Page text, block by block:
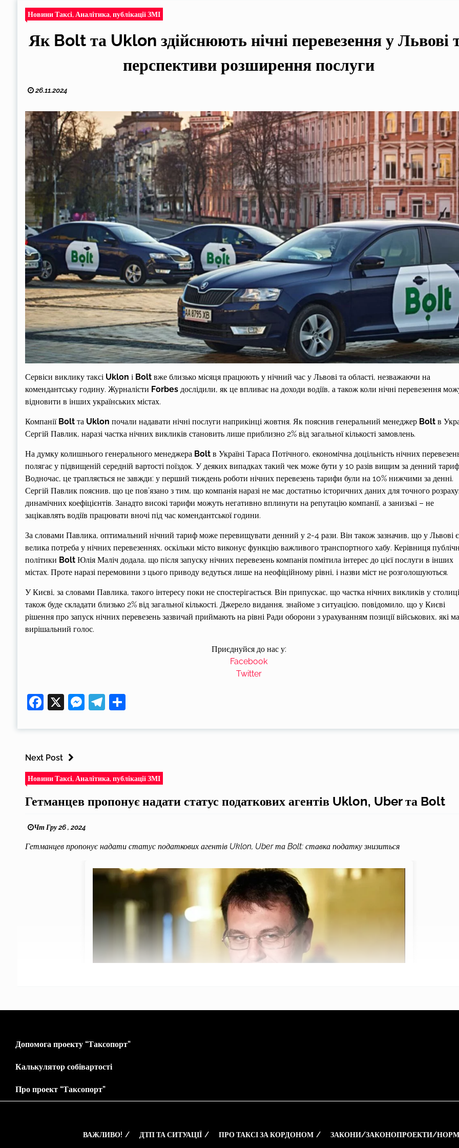
Новини Таксі, Аналітика, публікації ЗМІ
Як Bolt та Uklon здійснюють нічні перевезення у Львові
перспективи розширення послуги
26.11.2024
Сервіси виклику таксі Uklon і Boltвже близько місяця працюють у нічний час у Львові та області, незважаючи на
комендантську годину. Журналісти Forbesдослідили, як це впливає на доходи водіїв, а також коли нічні перевезення
відновити в інших українських містах.
Компанії Boltта Uklon почали надавати нічні послуги наприкінці жовтня. Як пояснив генеральний менеджер Boltв
Сергій Павлик, наразі частка нічних викликів становить лише приблизно 2% від загальної кількості замовлень.
На думку колишнього генерального менеджера Boltв Україні Тараса Потічного, економічна доцільність нічних
полягає у підвищеній середній вартості поїздок. У деяких випадках такий чек може бути у 10 разів вищим за денний
Водночас, це трапляється не завжди: у перший тиждень роботи нічних перевезень тарифи були на 10% нижчими за денні.
Сергій Павлик пояснив, що це пов’язано з тим, що компанія наразі не має достатньо історичних даних для точного
динамічних коефіцієнтів. Занадто високі тарифи можуть негативно вплинути на репутацію компанії, а занизькі – не
зацікавлять водіїв працювати вночі під час комендантської години.
За словами Павлика, оптимальний нічний тариф може перевищувати денний у 2-4 рази. Він також зазначив, що у Львові є
велика потреба у нічних перевезеннях, оскільки місто виконує функцію важливого транспортного хабу. Керівниця
політики BoltЮлія Маліч додала, що після запуску нічних перевезень компанія помітила інтерес до цієї послуги в інших
містах. Проте наразі перемовини з цього приводу ведуться лише на неофіційному рівні, і назви міст не розголошуються.
У Києві, за словами Павлика, такого інтересу поки не спостерігається. Він припускає, що частка нічних викликів у столиці
також буде складати близько 2% від загальної кількості. Джерело видання, знайоме з ситуацією, повідомило, що у Києві
рішення про запуск нічних перевезень зазвичай приймають на рівні Ради оборони з урахуванням позиції військових, які
вирішальний голос.
Facebook
X Messenger
Telegram
Поділитися
Приєднуйся до нас у:
Facebook
Twitter
Next Post
Новини Таксі, Аналітика, публікації ЗМІ
Гетманцев пропонує надати статус податкових агентів Uklon, Uber та Bolt
Чт Гру 26 , 2024
Гетманцев пропонує надати статус податкових агентів Uklon, Uber та Bolt: ставка податку знизиться
Допомога проекту “Таксопорт”
Калькулятор собівартості
Про проект “Таксопорт”
ВАЖЛИВО! ДТП ТА СИТУАЦІЇ ПРО ТАКСІ ЗА КОРДОНОМ ЗАКОНИ/ЗАКОНОПРОЕКТИ/